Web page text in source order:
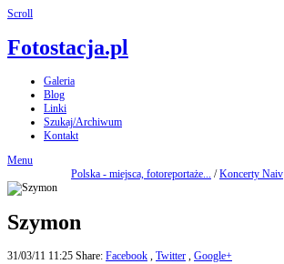
Scroll
Fotostacja.pl
Galeria
Blog
Linki
Szukaj/Archiwum
Kontakt
Menu
Polska - miejsca, fotoreportaże... /Koncerty Naiv
Szymon
31/03/11 11:25 Share: Facebook , Twitter , Google+